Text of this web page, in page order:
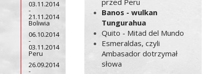
03.11.2014
-
21.11.2014
Boliwia
06.10.2014
-
03.11.2014
Peru
26.09.2014
-
przed Peru
Banos - wulkan
Tungurahua
Quito - Mitad del Mundo
Esmeraldas, czyli
Ambasador dotrzymał
słowa